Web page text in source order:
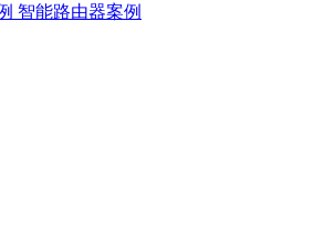
智能路由器案例